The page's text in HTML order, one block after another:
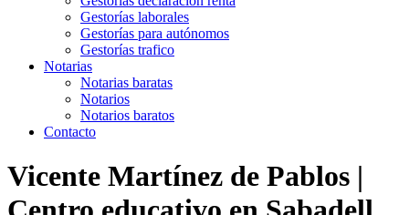
Gestorías laborales
Gestorías para autónomos
Gestorías trafico
Notarias
Notarias baratas
Notarios
Notarios baratos
Contacto
Vicente Martínez de Pablos |